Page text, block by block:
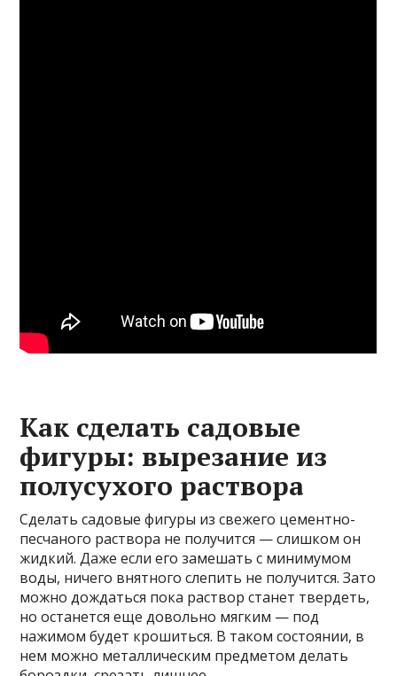
Как сделать садовые
фигуры: вырезание из
полусухого раствора
Сделать садовые фигуры из свежего цементно-
песчаного раствора не получится — слишком он
жидкий. Даже если его замешать с минимумом
воды, ничего внятного слепить не получится. Зато
можно дождаться пока раствор станет твердеть,
но останется еще довольно мягким — под
нажимом будет крошиться. В таком состоянии, в
нем можно металлическим предметом делать